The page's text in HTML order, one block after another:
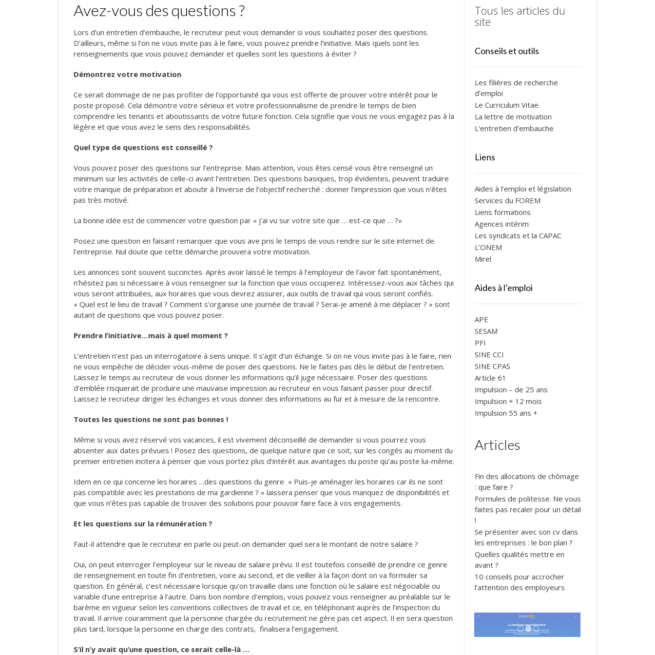
Avez-vous des questions ?
Lors d’un entretien d’embauche, le recruteur peut vous demander si vous souhaitez poser des questions.
D’ailleurs, même si l’on ne vous invite pas à le faire, vous pouvez prendre l’initiative. Mais quels sont les
renseignements que vous pouvez demander et quelles sont les questions à éviter ?
Démontrez votre motivation
Ce serait dommage de ne pas profiter de l’opportunité qui vous est offerte de prouver votre intérêt pour le
poste proposé. Cela démontre votre sérieux et votre professionnalisme de prendre le temps de bien
comprendre les tenants et aboutissants de votre future fonction. Cela signifie que vous ne vous engagez pas à la
légère et que vous avez le sens des responsabilités.
Quel type de questions est conseillé ?
Vous pouvez poser des questions sur l’entreprise. Mais attention, vous êtes censé vous être renseigné un
minimum sur les activités de celle-ci avant l’entretien. Des questions basiques, trop évidentes, peuvent traduire
votre manque de préparation et aboutir à l’inverse de l’objectif recherché : donner l’impression que vous n’êtes
pas très motivé.
La bonne idée est de commencer votre question par « j’ai vu sur votre site que … est-ce que … ?»
Posez une question en faisant remarquer que vous ave pris le temps de vous rendre sur le site internet de
l’entreprise. Nul doute que cette démarche prouvera votre motivation.
Les annonces sont souvent succinctes. Après avoir laissé le temps à l’employeur de l’avoir fait spontanément,
n’hésitez pas si nécessaire à vous renseigner sur la fonction que vous occuperez. Intéressez-vous aux tâches qui
vous seront attribuées, aux horaires que vous devrez assurer, aux outils de travail qui vous seront confiés.
« Quel est le lieu de travail ? Comment s’organise une journée de travail ? Serai-je amené à me déplacer ? » sont
autant de questions que vous pouvez poser.
Prendre l’initiative…mais à quel moment ?
L’entretien n’est pas un interrogatoire à sens unique. Il s’agit d’un échange. Si on ne vous invite pas à le faire, rien
ne vous empêche de décider vous-même de poser des questions. Ne le faites pas dès le début de l’entretien.
Laissez le temps au recruteur de vous donner les informations qu’il juge nécessaire. Poser des questions
d’emblée risquerait de produire une mauvaise impression au recruteur en vous faisant passer pour directif.
Laissez le recruteur diriger les échanges et vous donner des informations au fur et à mesure de la rencontre.
Toutes les questions ne sont pas bonnes !
Même si vous avez réservé vos vacances, il est vivement déconseillé de demander si vous pourrez vous
absenter aux dates prévues ! Posez des questions, de quelque nature que ce soit, sur les congés au moment du
premier entretien incitera à penser que vous portez plus d’intérêt aux avantages du poste qu’au poste lui-même.
Idem en ce qui concerne les horaires …des questions du genre « Puis-je aménager les horaires car ils ne sont
pas compatible avec les prestations de ma gardienne ? » laissera penser que vous manquez de disponibilités et
que vous n’êtes pas capable de trouver des solutions pour pouvoir faire face à vos engagements.
Et les questions sur la rémunération ?
Faut-il attendre que le recruteur en parle ou peut-on demander quel sera le montant de notre salaire ?
Oui, on peut interroger l’employeur sur le niveau de salaire prévu. Il est toutefois conseillé de prendre ce genre
de renseignement en toute fin d‘entretien, voire au second, et de veiller à la façon dont on va formuler sa
question. En général, c’est nécessaire lorsque qu’on travaille dans une fonction où le salaire est négociable ou
variable d’une entreprise à l’autre. Dans bon nombre d’emplois, vous pouvez vous renseigner au préalable sur le
barème en vigueur selon les conventions collectives de travail et ce, en téléphonant auprès de l’inspection du
travail. Il arrive couramment que la personne chargée du recrutement ne gère pas cet aspect. Il en sera question
plus tard, lorsque la personne en charge des contrats, finalisera l’engagement.
S’il n’y avait qu’une question, ce serait celle-là …
Tous les articles du
site
Conseils et outils
Les filières de recherche
d’emploi
Le Curriculum Vitae
La lettre de motivation
L’entretien d’embauche
Liens
Aides à l’emploi et législation
Services du FOREM
Liens formations
Agences intérim
Les syndicats et la CAPAC
L’ONEM
Mirel
Aides à l’emploi
APE
SESAM
PFI
SINE CCI
SINE CPAS
Article 61
Impulsion – de 25 ans
Impulsion + 12 mois
Impulsion 55 ans +
Articles
Fin des allocations de chômage
: que faire ?
Formules de politesse. Ne vous
faites pas recaler pour un détail
!
Se présenter avec son cv dans
les entreprises : le bon plan ?
Quelles qualités mettre en
avant ?
10 conseils pour accrocher
l’attention des employeurs
3